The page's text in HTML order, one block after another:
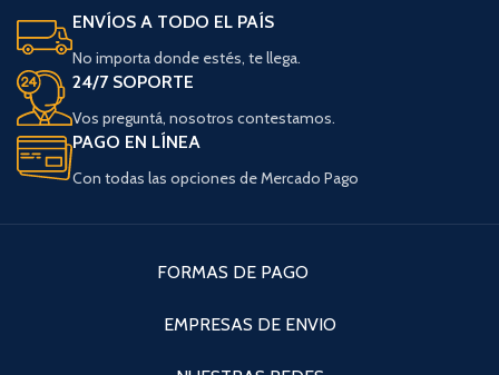
ENVÍOS A TODO EL PAÍS
No importa donde estés, te llega.
24/7 SOPORTE
Vos preguntá, nosotros contestamos.
PAGO EN LÍNEA
Con todas las opciones de Mercado Pago
FORMAS DE PAGO
EMPRESAS DE ENVIO